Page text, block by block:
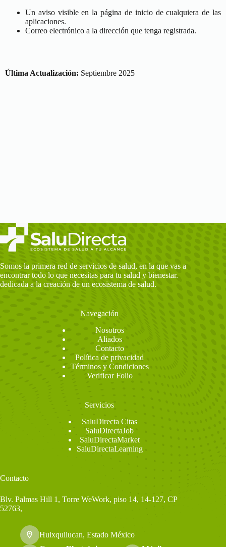
Un aviso visible en la página de inicio de cualquiera de las
aplicaciones.
Correo electrónico a la dirección que tenga registrada.
Última Actualización: Septiembre 2025
Somos la primera red de servicios de salud, en la que vas a
encontrar todo lo que necesitas para tu salud y bienestar.
dedicada a la creación de un ecosistema de salud.
Navegación
Nosotros
Aliados
Contacto
Política de privacidad
Términos y Condiciones
Verificar Folio
Servicios
SaluDirecta Citas
SaluDirectaJob
SaluDirectaMarket
SaluDirectaLearning
Contacto
Blv. Palmas Hill 1, Torre WeWork, piso 14, 14-127, CP
52763,
Huixquilucan, Estado México